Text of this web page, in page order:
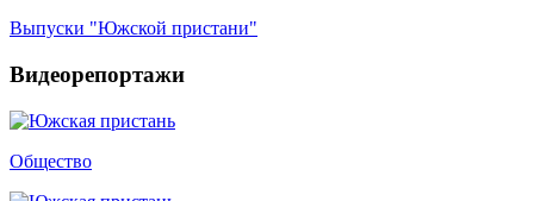
Выпуски "Южской пристани"
Видеорепортажи
Общество